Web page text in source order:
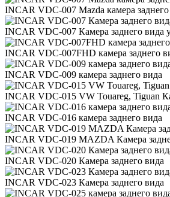
INCAR VDC-007 Mazda камера заднего
INCAR VDC-007 Камера заднего вида
INCAR VDC-007FHD камера заднего
INCAR VDC-009 камера заднего вида
INCAR VDC-015 VW Touareg, Tiguan
INCAR VDC-016 камера заднего вида
INCAR VDC-019 MAZDA Камера
INCAR VDC-020 Камера заднего вида
INCAR VDC-023 Камера заднего вида